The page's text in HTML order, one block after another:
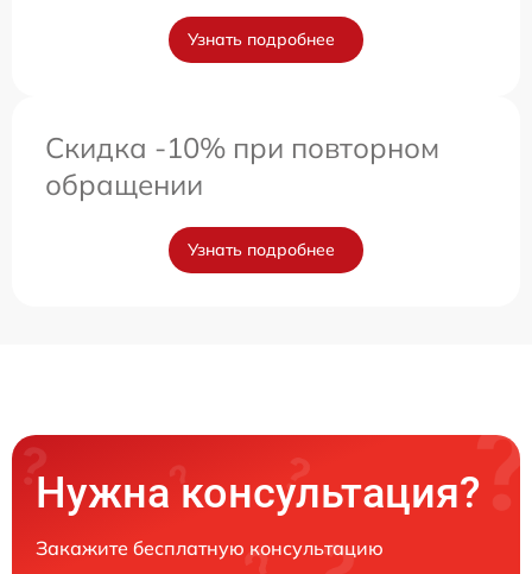
Узнать подробнее
Скидка -10% при повторном
обращении
Узнать подробнее
Нужна консультация?
Закажите бесплатную консультацию